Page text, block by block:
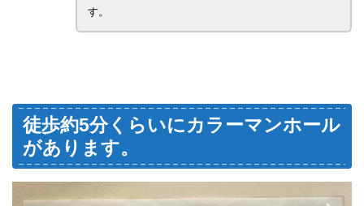
す。
徒歩約5分くらいにカラーマンホール
があります。